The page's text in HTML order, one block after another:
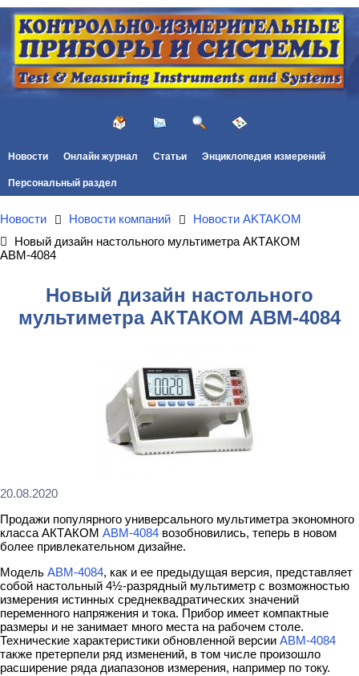
Новости Онлайн журнал Статьи Энциклопедия измерений
Персональный раздел
Новости Новости компаний
Новости AKTAKOM
Новый дизайн настольного мультиметра АКТАКОМ
АВМ-4084
Новый дизайн настольного
мультиметра АКТАКОМ АВМ-4084
20.08.2020
Продажи популярного универсального мультиметра экономного
класса АКТАКОМ АВМ-4084 возобновились, теперь в новом
более привлекательном дизайне.
Модель АВМ-4084, как и ее предыдущая версия, представляет
собой настольный 4½-разрядный мультиметр с возможностью
измерения истинных среднеквадратических значений
переменного напряжения и тока. Прибор имеет компактные
размеры и не занимает много места на рабочем столе.
Технические характеристики обновленной версии АВМ-4084
также претерпели ряд изменений, в том числе произошло
расширение ряда диапазонов измерения, например по току.